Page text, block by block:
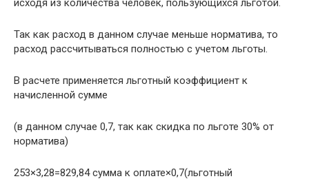
исходя из количества человек, пользующихся льготой.
Так как расход в данном случае меньше норматива, то
расход рассчитываться полностью с учетом льготы.
В расчете применяется льготный коэффициент к
начисленной сумме
(в данном случае 0,7, так как скидка по льготе 30% от
норматива)
253×3,28=829,84 сумма к оплате×0,7(льготный